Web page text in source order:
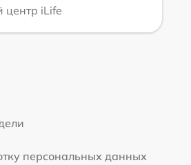
iLife
персональных данных